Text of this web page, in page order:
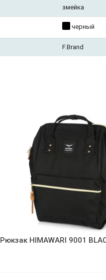
змейка
черный
F.Brand
Рюкзак HIMAWARI 9001